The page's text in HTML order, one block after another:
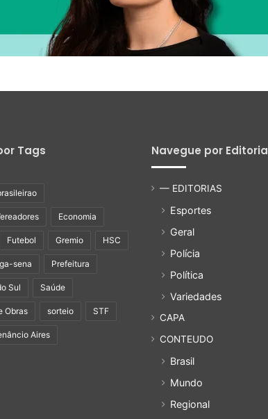
Tags
Economia
Futebol Gremio HSC
sena Prefeitura
Sul Saúde
Obras sorteio STF
Aires
Navegue por Editoria
— EDITORIAS
Esportes
Geral
Polícia
Política
Variedades
CAPA
CONTEUDO
Brasil
Mundo
Regional